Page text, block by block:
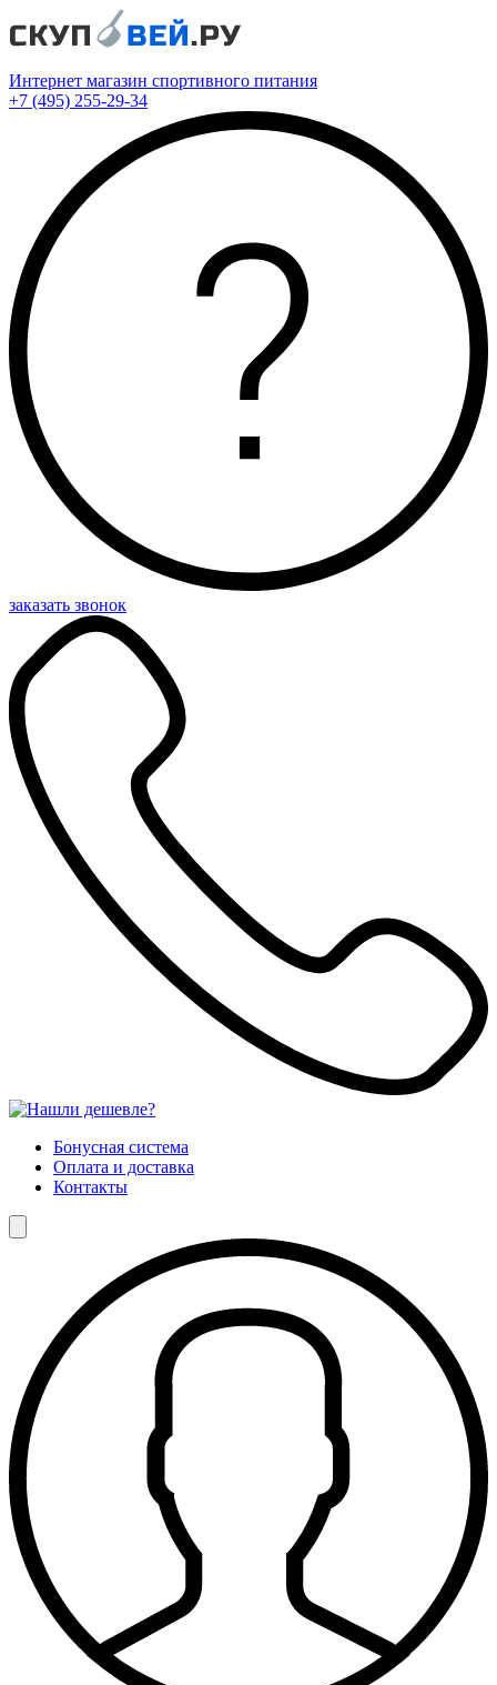
Интернет магазин спортивного питания
+7 (495) 255-29-34
заказать звонок
Бонусная система
Оплата и доставка
Контакты